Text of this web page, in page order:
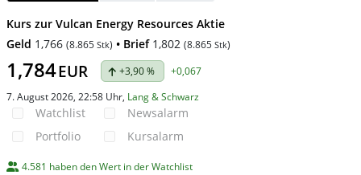
Kurs zur Vulcan Energy Resources Aktie
Geld 1,766 (8.865 Stk) • Brief 1,802 (8.865 Stk)
1,784EUR +3,90 %
+0,067
7. August 2026, 22:58 Uhr, Lang & Schwarz
Watchlist
Portfolio
Newsalarm
Kursalarm
4.581 haben den Wert in der Watchlist